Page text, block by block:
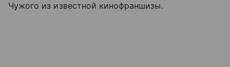
Чужого из известной кинофраншизы.